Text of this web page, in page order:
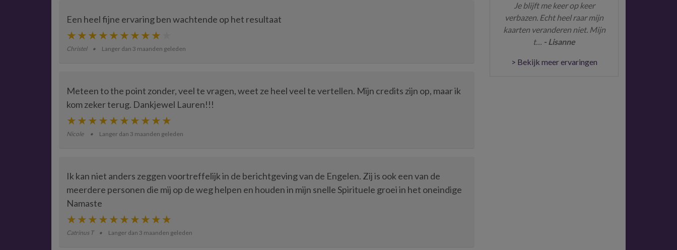
Een heel fijne ervaring ben wachtende op het resultaat
Christel Langer dan 3 maanden geleden
Meteen to the point zonder, veel te vragen, weet ze heel veel te vertellen. Mijn credits zijn op, maar ik
kom zeker terug. Dankjewel Lauren!!!
Nicole Langer dan 3 maanden geleden
Ik kan niet anders zeggen voortreffelijk in de berichtgeving van de Engelen. Zij is ook een van de
meerdere personen die mij op de weg helpen en houden in mijn snelle Spirituele groei in het oneindige
Namaste
Catrinus T Langer dan 3 maanden geleden
Je blijft me keer op keer
verbazen. Echt heel raar mijn
kaarten veranderen niet. Mijn
t… - Lisanne
> Bekijk meer ervaringen